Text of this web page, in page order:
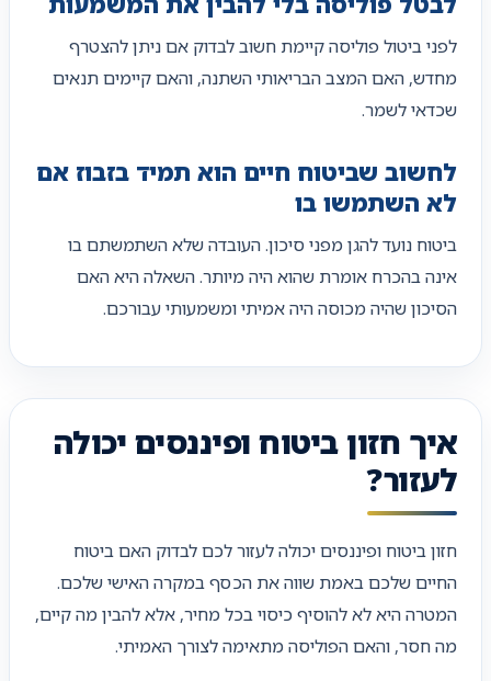
לפני ביטול פוליסה קיימת חשוב לבדוק אם ניתן להצטרף
מחדש, האם המצב הבריאותי השתנה, והאם קיימים תנאים
שכדאי לשמר.
לחשוב שביטוח חיים הוא תמיד בזבוז אם
לא השתמשו בו
ביטוח נועד להגן מפני סיכון. העובדה שלא השתמשתם בו
אינה בהכרח אומרת שהוא היה מיותר. השאלה היא האם
הסיכון שהיה מכוסה היה אמיתי ומשמעותי עבורכם.
איך חזון ביטוח ופיננסים יכולה
לעזור?
חזון ביטוח ופיננסים יכולה לעזור לכם לבדוק האם ביטוח
החיים שלכם באמת שווה את הכסף במקרה האישי שלכם.
המטרה היא לא להוסיף כיסוי בכל מחיר, אלא להבין מה קיים,
מה חסר, והאם הפוליסה מתאימה לצורך האמיתי.